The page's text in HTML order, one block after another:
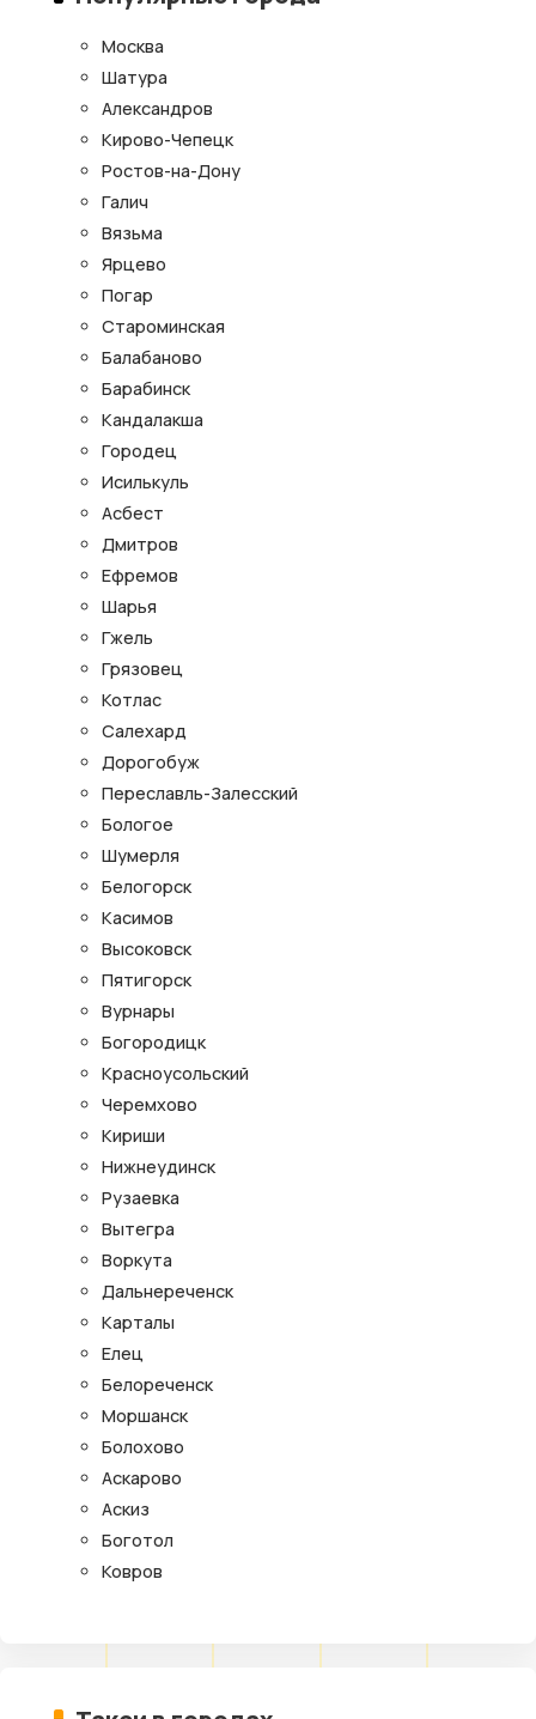
Москва
Шатура
Александров
Кирово-Чепецк
Ростов-на-Дону
Галич
Вязьма
Ярцево
Погар
Староминская
Балабаново
Барабинск
Кандалакша
Городец
Исилькуль
Асбест
Дмитров
Ефремов
Шарья
Гжель
Грязовец
Котлас
Салехард
Дорогобуж
Переславль-Залесский
Бологое
Шумерля
Белогорск
Касимов
Высоковск
Пятигорск
Вурнары
Богородицк
Красноусольский
Черемхово
Кириши
Нижнеудинск
Рузаевка
Вытегра
Воркута
Дальнереченск
Карталы
Елец
Белореченск
Моршанск
Болохово
Аскарово
Аскиз
Боготол
Ковров